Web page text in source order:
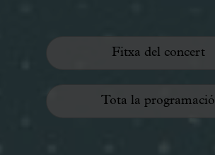
Fitxa del concert
Tota la programació